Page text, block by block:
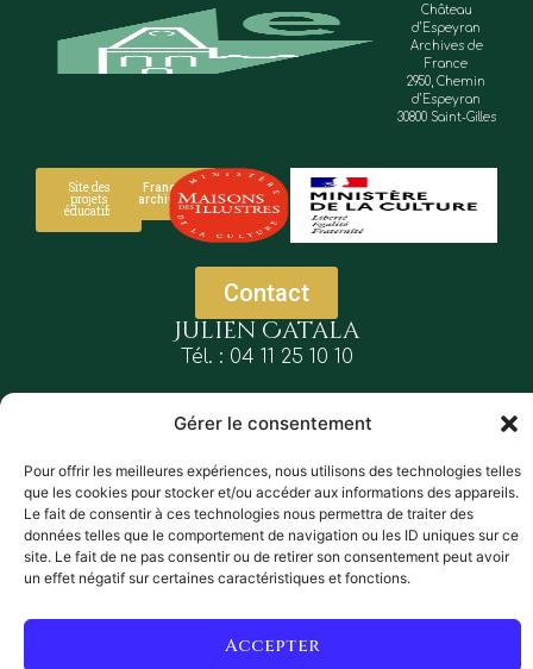
Gérer le consentement
Pour offrir les meilleures expériences, nous utilisons des technologies telles
que les cookies pour stocker et/ou accéder aux informations des appareils.
Le fait de consentir à ces technologies nous permettra de traiter des
données telles que le comportement de navigation ou les ID uniques sur ce
site. Le fait de ne pas consentir ou de retirer son consentement peut avoir
un effet négatif sur certaines caractéristiques et fonctions.
Accepter
Château
d’Espeyran
Archives de
France
2950, Chemin
d’Espeyran
30800 Saint-Gilles
Site des
projets
éducatifs
France
archives
Contact
Julien Catala
Tél. : 04 11 25 10 10
Plan d’accès